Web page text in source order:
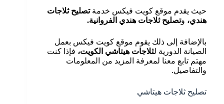
حيث يقدم موقع كويت فيكس خدمةتصليح ثلاجات
هندي، وتصليح ثلاجات هندي الفروانية.
بالإضافة إلى ذلك يقوم موقع كويت فيكس بعمل
الصيانة الدورية لثلاجات هيتاشي الكويت، فإذا كنت
مهتم تابع معنا لمعرفة المزيد من المعلومات
والتفاصيل.
تصليح ثلاجات هيتاشي